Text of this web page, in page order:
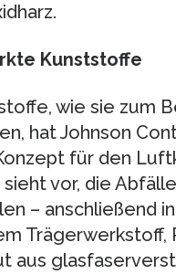
Kunststoffe
wie sie zum
hat Johnson
für den
vor, die
– anschließend
Trägerwerkstoff,
aus